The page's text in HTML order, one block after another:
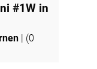
#1W in
| (0